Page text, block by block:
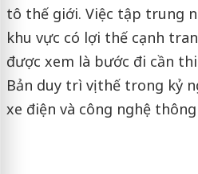
tô thế giới. Việc tập trung
khu vực có lợi thế cạnh
được xem là bước đi cần
Bản duy trì vị thế trong kỷ
xe điện và công nghệ